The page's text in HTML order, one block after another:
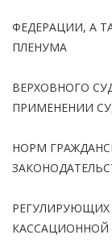
ФЕДЕРАЦИИ, А
ПЛЕНУМА
ВЕРХОВНОГО
ПРИМЕНЕНИИ
НОРМ
РЕГУЛИРУЮЩИХ